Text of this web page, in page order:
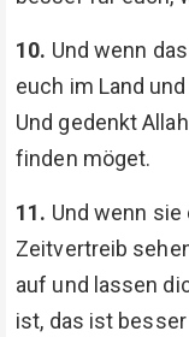
10. Und wenn
euch im Land
Und gedenkt
finden möget.
11. Und wenn
Zeitvertreib
auf und lassen
ist, das ist